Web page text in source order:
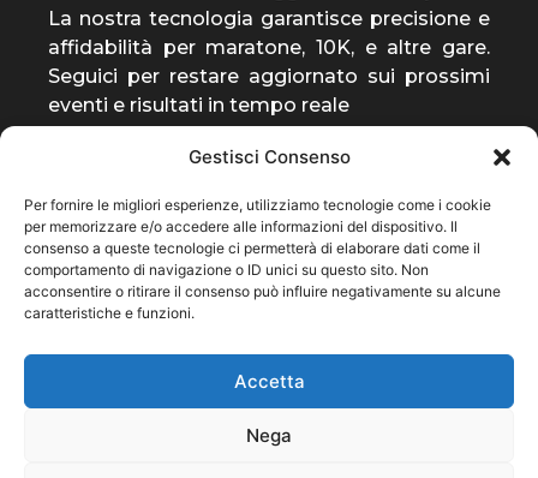
Gestisci Consenso
Per fornire le migliori esperienze, utilizziamo tecnologie come i cookie
per memorizzare e/o accedere alle informazioni del dispositivo. Il
consenso a queste tecnologie ci permetterà di elaborare dati come il
comportamento di navigazione o ID unici su questo sito. Non
acconsentire o ritirare il consenso può influire negativamente su alcune
caratteristiche e funzioni.
Accetta
Nega
La nostra tecnologia garantisce precisione e
affidabilità per maratone, 10K, e altre gare.
Seguici per restare aggiornato sui prossimi
eventi e risultati in tempo reale
entra a far parte della
community
ti invieremo solo notizie rilevanti sulla nostra
attività